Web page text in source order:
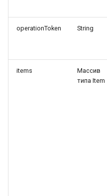
operationToken String
items
Массив
типа Item